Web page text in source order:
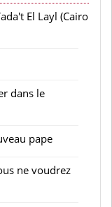
El Layl (Cairo
dans le
pape
ne voudrez